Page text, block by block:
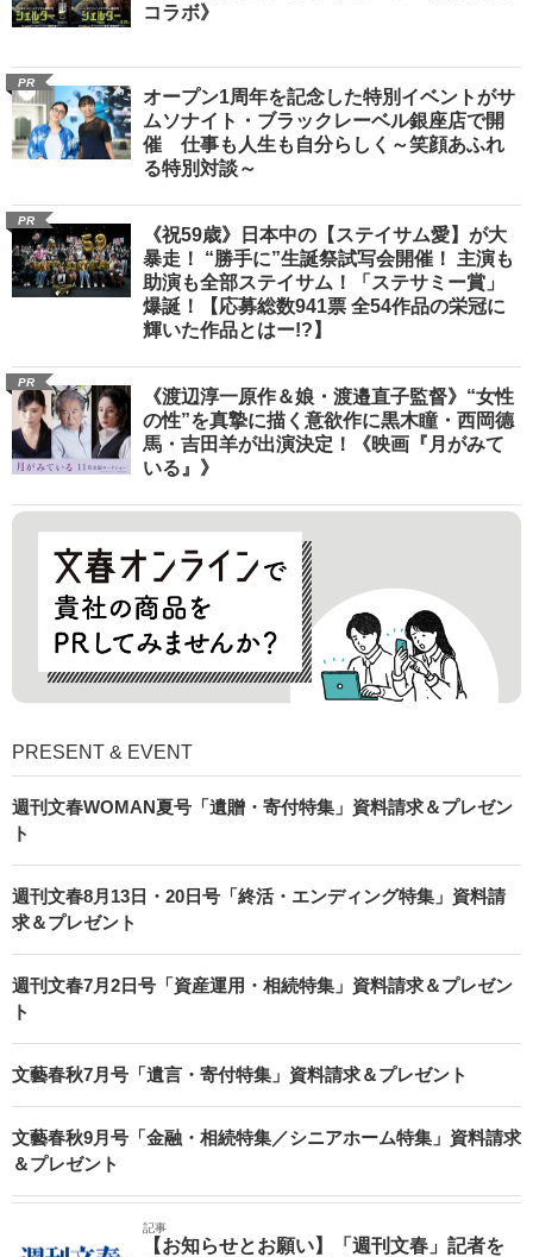
コラボ》
PR
オープン1周年を記念した特別イベントがサ
ムソナイト・ブラックレーベル銀座店で開
催 仕事も人生も自分らしく～笑顔あふれ
る特別対談～
PR
《祝59歳》日本中の【ステイサム愛】が大
暴走！ “勝手に”生誕祭試写会開催！ 主演も
助演も全部ステイサム！「ステサミー賞」
爆誕！【応募総数941票 全54作品の栄冠に
輝いた作品とはー!?】
PR
《渡辺淳一原作＆娘・渡邉直子監督》“女性
の性”を真摯に描く意欲作に黒木瞳・西岡德
馬・吉田羊が出演決定！《映画『月がみて
いる』》
PRESENT & EVENT
週刊文春WOMAN夏号「遺贈・寄付特集」資料請求＆プレゼン
ト
週刊文春8月13日・20日号「終活・エンディング特集」資料請
求＆プレゼント
週刊文春7月2日号「資産運用・相続特集」資料請求＆プレゼン
ト
文藝春秋7月号「遺言・寄付特集」資料請求＆プレゼント
文藝春秋9月号「金融・相続特集／シニアホーム特集」資料請求
＆プレゼント
記事
【お知らせとお願い】「週刊文春」記者を